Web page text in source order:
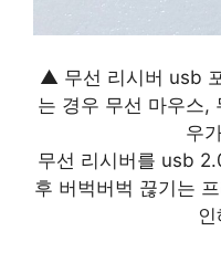
▲ 무선 리시버 usb
는 경우 무선 마우스,
우
무선 리시버를 usb
후 버벅버벅 끊기는